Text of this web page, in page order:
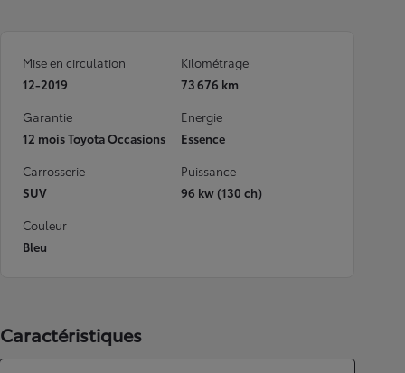
Mise en circulation
12-2019
Kilométrage
73 676 km
Garantie
12 mois Toyota Occasions
Energie
Essence
Carrosserie
SUV
Puissance
96 kw (130 ch)
Couleur
Bleu
Caractéristiques